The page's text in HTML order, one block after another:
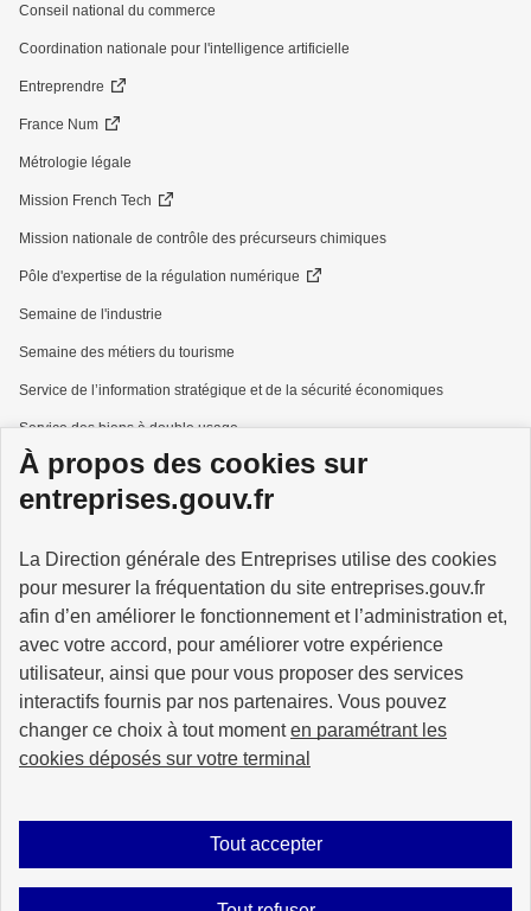
À propos des cookies sur
entreprises.gouv.fr
La Direction générale des Entreprises utilise des cookies
pour mesurer la fréquentation du site entreprises.gouv.fr
afin d’en améliorer le fonctionnement et l’administration et,
avec votre accord, pour améliorer votre expérience
utilisateur, ainsi que pour vous proposer des services
interactifs fournis par nos partenaires. Vous pouvez
changer ce choix à tout momenten paramétrant les
cookies déposés sur votre terminal
Tout accepter
Conseil national du commerce
Coordination nationale pour l'intelligence artificielle
Entreprendre
France Num
Métrologie légale
Mission French Tech
Mission nationale de contrôle des précurseurs chimiques
Pôle d'expertise de la régulation numérique
Semaine de l'industrie
Semaine des métiers du tourisme
Service de l’information stratégique et de la sécurité économiques
Service des biens à double usage
Services à la personne
GOUVERNEMENT
info.gouv.fr service-public.gouv.fr
Plan du site Accessibilité : partiellement conforme Mentions légales